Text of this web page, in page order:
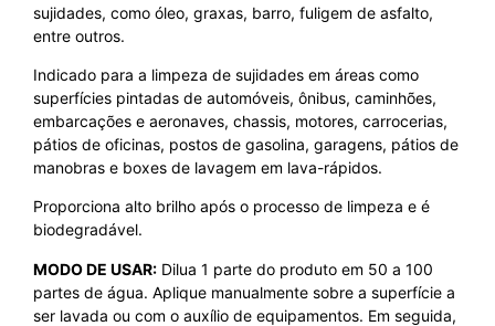
sujidades, como óleo, graxas, barro, fuligem de asfalto,
entre outros.
Indicado para a limpeza de sujidades em áreas como
superfícies pintadas de automóveis, ônibus, caminhões,
embarcações e aeronaves, chassis, motores, carrocerias,
pátios de oficinas, postos de gasolina, garagens, pátios de
manobras e boxes de lavagem em lava-rápidos.
Proporciona alto brilho após o processo de limpeza e é
biodegradável.
MODO DE USAR: Dilua 1 parte do produto em 50 a 100
partes de água. Aplique manualmente sobre a superfície a
ser lavada ou com o auxílio de equipamentos. Em seguida,